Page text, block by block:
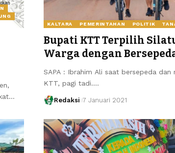
KALTARA PEMERINTAHAN POLITIK
Bupati KTT Terpilih
Warga dengan
SAPA : Ibrahim Ali saat bersepeda dan
KTT, pagi tadi.…
Redaksi 7 Januari 2021